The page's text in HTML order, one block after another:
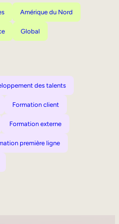
Amérique du Nord
Global
des talents
Formation client
Formation externe
première ligne